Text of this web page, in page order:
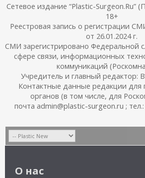
Сетевое издание “Plastic-Surgeon.Ru”
18+
Реестровая запись о регистрации
от 26.01.2024 г.
СМИ зарегистрировано Федеральной
сфере связи, информационных
коммуникаций
Учредитель и главный редактор:
Контактные данные редакции для
органов (в том числе, для
почта admin@plastic-surgeon.ru ;
О нас